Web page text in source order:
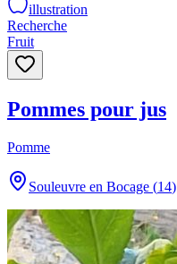
illustration
Recherche
Fruit
Pommes pour jus
Pomme
Souleuvre en Bocage (14)